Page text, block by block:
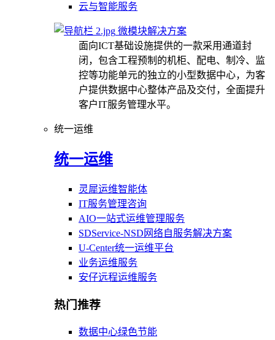
云与智能服务
微模块解决方案
面向ICT基础设施提供的一款采用通道封
闭，包含工程预制的机柜、配电、制冷、监
控等功能单元的独立的小型数据中心，为客
户提供数据中心整体产品及交付，全面提升
客户IT服务管理水平。
统一运维
统一运维
灵犀运维智能体
IT服务管理咨询
AIO一站式运维管理服务
SDService-NSD网络自服务解决方案
U-Center统一运维平台
业务运维服务
安仔远程运维服务
热门推荐
数据中心绿色节能